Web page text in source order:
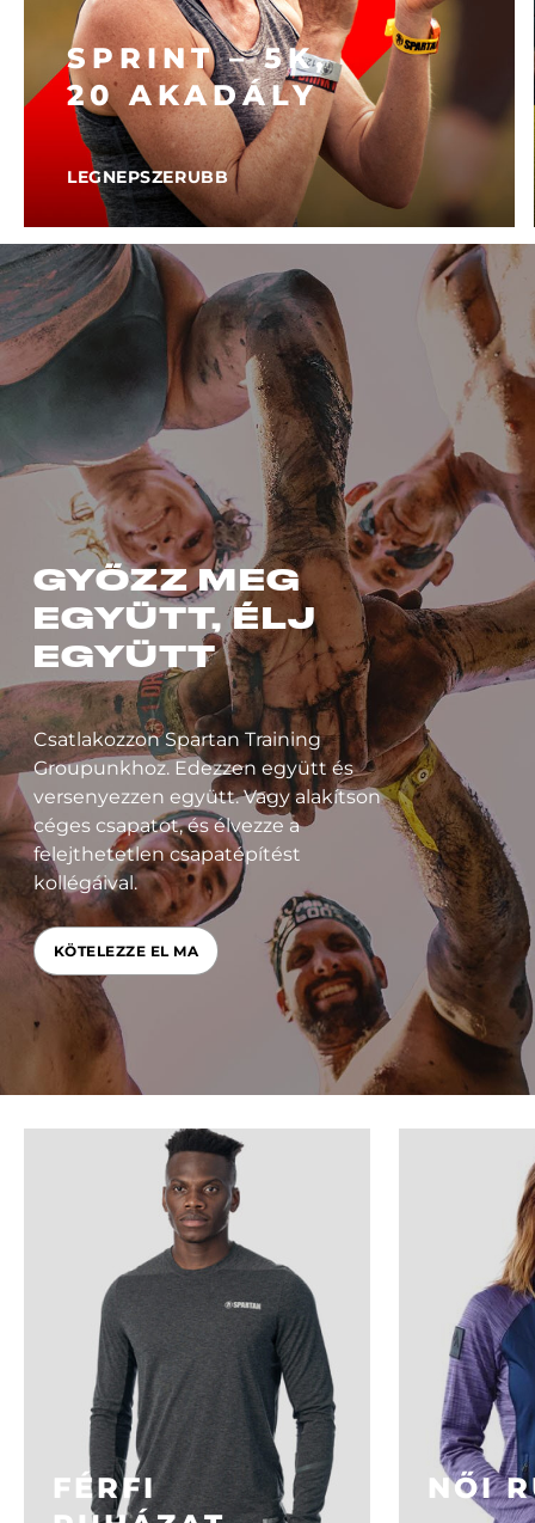
SPRINT – 5K,
20 AKADÁLY
LEGNEPSZERUBB
GYŐZZ MEG
EGYÜTT, ÉLJ
EGYÜTT
Csatlakozzon Spartan Training
Groupunkhoz. Edezzen együtt és
versenyezzen együtt. Vagy alakítson
céges csapatot, és élvezze a
felejthetetlen csapatépítést
kollégáival.
KÖTELEZZE EL MA
FÉRFI
NŐI